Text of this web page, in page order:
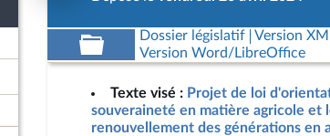
Dossier législatif Version
Version Word/LibreOffice
Texte visé : Projet de loi
souveraineté en matière agricole et
renouvellement des générations en